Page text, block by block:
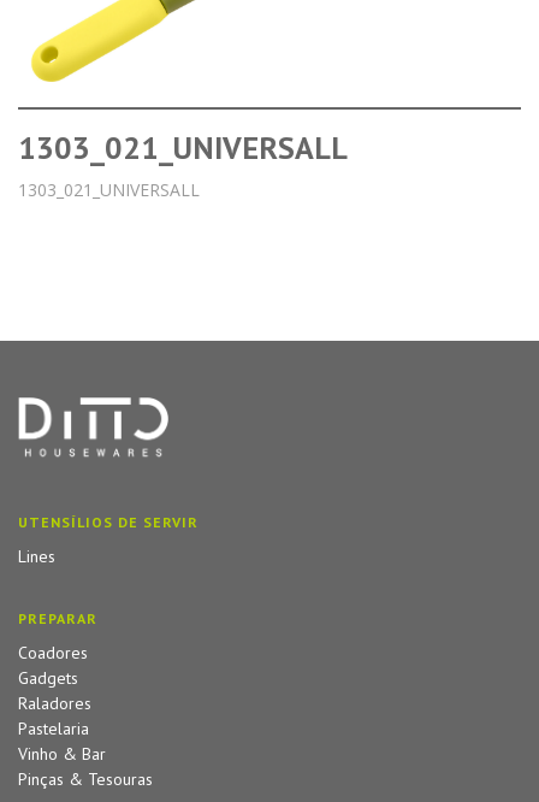
1303_021_UNIVERSALL
1303_021_UNIVERSALL
UTENSÍLIOS DE SERVIR
Lines
PREPARAR
Coadores
Gadgets
Raladores
Pastelaria
Vinho & Bar
Pinças & Tesouras